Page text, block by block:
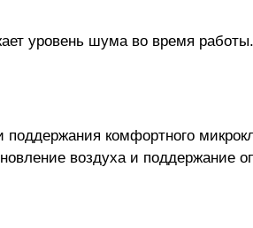
уровень шума во время работы.
комфортного
воздуха и поддержание